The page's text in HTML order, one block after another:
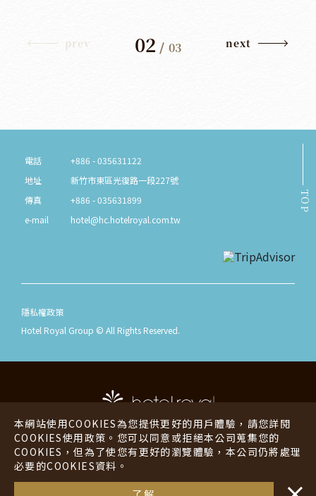
prev 02 /03 next
本網站使用COOKIES為您提供更好的用戶體驗，請您詳閱
COOKIES使用政策。您可以同意或拒絕本公司蒐集您的
COOKIES，但為了使您有更好的瀏覽體驗，本公司仍將處理
必要的COOKIES資料。
・・
TOP
電話
+886 - 035631122
地址
新竹市東區光復路一段227號
傳真
+886 - 035631899
e-mail
hotel@hc.hotelroyal.com.tw
隱私權政策
Hotel Royal Group © All Rights Reserved.
老爺酒店 老爺行旅
老爺會館